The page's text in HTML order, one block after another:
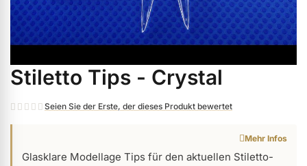
Farbgele anzeigen
Gel Polish anzeigen
Zum
Anfang
der
Bildgalerie
Stiletto Tips - Crystal
Seien Sie der Erste, der dieses Produkt bewertet
Mehr Infos
Glasklare Modellage Tips für den aktuellen Stiletto-